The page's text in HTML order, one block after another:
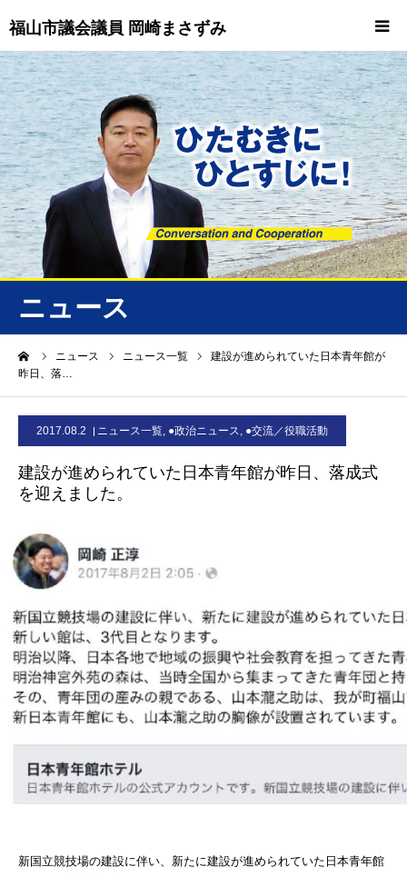
福山市議会議員 岡崎まさずみ
ニュース
ニュース ニュース一覧
建設が進められていた日本青年館が
昨日、落…
2017.08.2 ニュース一覧, ●政治ニュース, ●交流／役職活動
建設が進められていた日本青年館が昨日、落成式
を迎えました。
新国立競技場の建設に伴い、新たに建設が進められていた日本青年館
HOME
重要情報
プロフィール
ニュース/トピックス
ニュース
お問合せ